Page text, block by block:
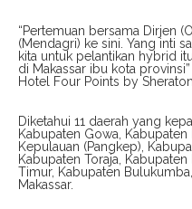
“Pertemuan bersama Dirjen
(Mendagri) ke sini. Yang inti
kita untuk pelantikan hybrid
di Makassar ibu kota
Hotel Four Points by
Diketahui 11 daerah yang
Kabupaten Gowa,
Kepulauan (Pangkep),
Kabupaten Toraja,
Timur, Kabupaten
Makassar.